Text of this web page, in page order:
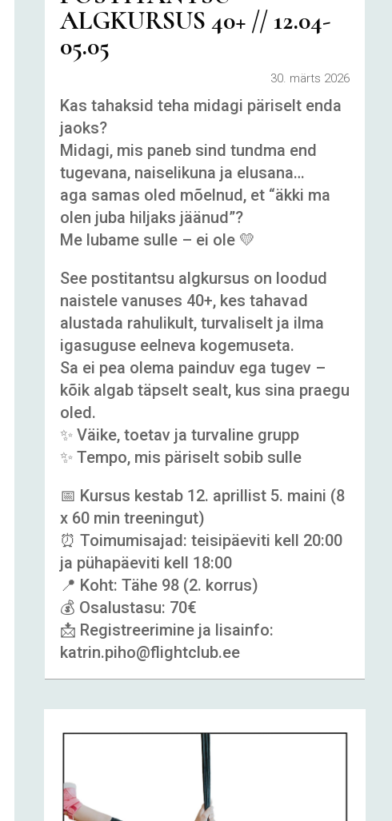
ALGKURSUS 40+ // 12.04-
05.05
30. märts 2026
Kas tahaksid teha midagi päriselt enda
jaoks?
Midagi, mis paneb sind tundma end
tugevana, naiselikuna ja elusana…
aga samas oled mõelnud, et “äkki ma
olen juba hiljaks jäänud”?
Me lubame sulle – ei ole 💛
See postitantsu algkursus on loodud
naistele vanuses 40+, kes tahavad
alustada rahulikult, turvaliselt ja ilma
igasuguse eelneva kogemuseta.
Sa ei pea olema painduv ega tugev –
kõik algab täpselt sealt, kus sina praegu
oled.
✨ Väike, toetav ja turvaline grupp
✨ Tempo, mis päriselt sobib sulle
📅 Kursus kestab 12. aprillist 5. maini (8
x 60 min treeningut)
⏰ Toimumisajad: teisipäeviti kell 20:00
ja pühapäeviti kell 18:00
📍 Koht: Tähe 98 (2. korrus)
💰 Osalustasu: 70€
📩 Registreerimine ja lisainfo:
katrin.piho@flightclub.ee